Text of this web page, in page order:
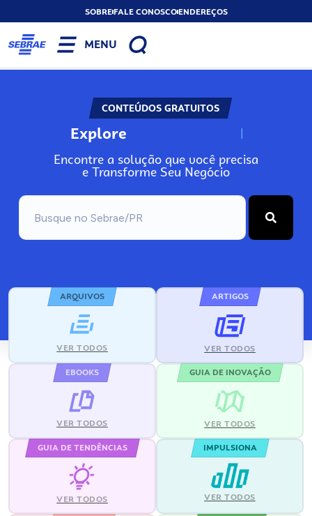
SOBREFALE CONOSCOENDEREÇOS
MENU
CONTEÚDOS GRATUITOS
Explore N
Encontre a solução que você precisa
e Transforme Seu Negócio
ARQUIVOS
VER TODOS
ARTIGOS
VER TODOS
EBOOKS
VER TODOS
GUIA DE INOVAÇÃO
VER TODOS
GUIA DE TENDÊNCIAS
VER TODOS
IMPULSIONA
VER TODOS